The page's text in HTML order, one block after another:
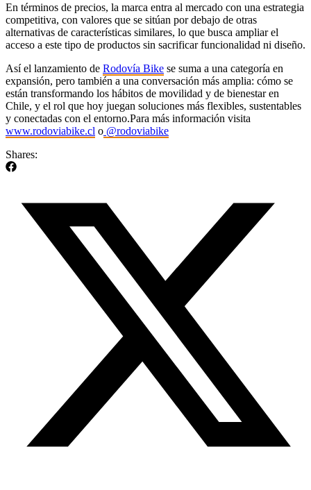
En términos de precios, la marca entra al mercado con una estrategia
competitiva, con valores que se sitúan por debajo de otras
alternativas de características similares, lo que busca ampliar el
acceso a este tipo de productos sin sacrificar funcionalidad ni diseño.
Así el lanzamiento de Rodovía Bike se suma a una categoría en
expansión, pero también a una conversación más amplia: cómo se
están transformando los hábitos de movilidad y de bienestar en
Chile, y el rol que hoy juegan soluciones más flexibles, sustentables
y conectadas con el entorno.Para más información visita
www.rodoviabike.cl o @rodoviabike
Shares: